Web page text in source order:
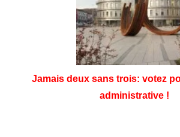
Jamais deux sans trois: votez
administrative !